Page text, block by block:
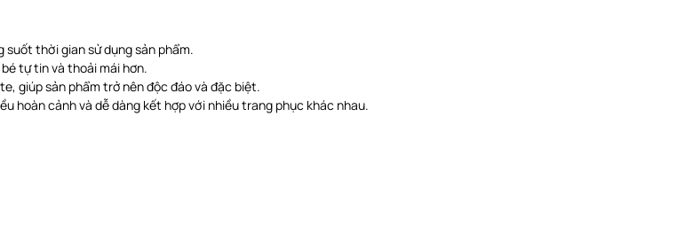
thời gian sử dụng sản phẩm.
tự tin và thoải mái hơn.
giúp sản phẩm trở nên độc đáo và đặc biệt.
hoàn cảnh và dễ dàng kết hợp với nhiều trang phục khác nhau.